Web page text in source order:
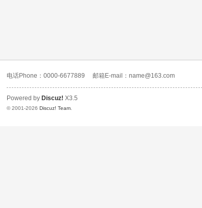
电话Phone：0000-6677889 邮箱E-mail：name@163.com
Powered by Discuz! X3.5
© 2001-2026Discuz! Team